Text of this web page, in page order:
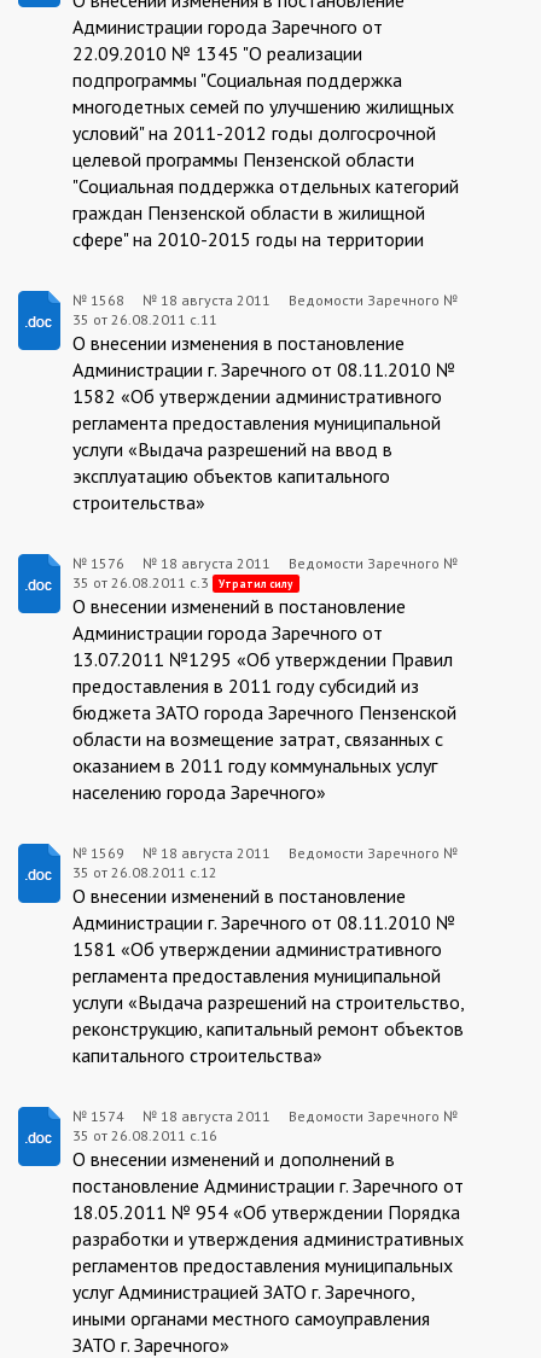
Администрации города Заречного от
22.09.2010 № 1345 "О реализации
подпрограммы "Социальная поддержка
многодетных семей по улучшению жилищных
условий" на 2011-2012 годы долгосрочной
целевой программы Пензенской области
"Социальная поддержка отдельных категорий
граждан Пензенской области в жилищной
сфере" на 2010-2015 годы на территории
1568:2011-
№ 1568 № 18 августа 2011
Ведомости Заречного №
35 от 26.08.2011 с.11
О внесении изменения в постановление
Администрации г. Заречного от 08.11.2010 №
1582 «Об утверждении административного
регламента предоставления муниципальной
услуги «Выдача разрешений на ввод в
эксплуатацию объектов капитального
строительства»
1576:2011-
№ 1576 № 18 августа 2011
Ведомости Заречного №
35 от 26.08.2011 с.3 Утратил силу
О внесении изменений в постановление
Администрации города Заречного от
13.07.2011 №1295 «Об утверждении Правил
предоставления в 2011 году субсидий из
бюджета ЗАТО города Заречного Пензенской
области на возмещение затрат, связанных с
оказанием в 2011 году коммунальных услуг
населению города Заречного»
1569:2011-
№ 1569 № 18 августа 2011
Ведомости Заречного №
35 от 26.08.2011 с.12
О внесении изменений в постановление
Администрации г. Заречного от 08.11.2010 №
1581 «Об утверждении административного
регламента предоставления муниципальной
услуги «Выдача разрешений на строительство,
реконструкцию, капитальный ремонт объектов
капитального строительства»
1574:2011-
№ 1574 № 18 августа 2011
Ведомости Заречного №
35 от 26.08.2011 с.16
О внесении изменений и дополнений в
постановление Администрации г. Заречного от
18.05.2011 № 954 «Об утверждении Порядка
разработки и утверждения административных
регламентов предоставления муниципальных
услуг Администрацией ЗАТО г. Заречного,
иными органами местного самоуправления
ЗАТО г. Заречного»